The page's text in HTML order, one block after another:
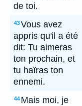
de toi.
43Vous avez
appris qu'il a été
dit: Tu aimeras
ton prochain, et
tu haïras ton
ennemi.
44 Mais moi, je